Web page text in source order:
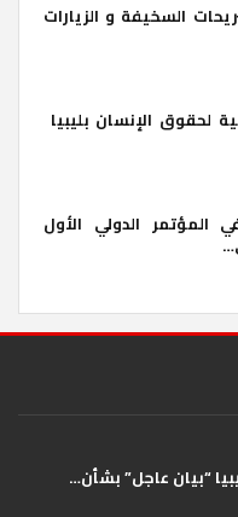
السخيفة و الزيارات
لحقوق الإنسان بليبيا
المؤتمر الدولي الأول
“بيان عاجل” بشأن…